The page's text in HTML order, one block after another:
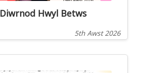
Diwrnod Hwyl Betws
5th Awst 2026